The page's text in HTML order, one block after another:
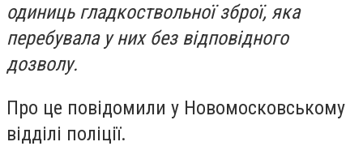
одиниць гладкоствольної зброї, яка
перебувала у них без відповідного
дозволу.
Про це повідомили у Новомосковському
відділі поліції.